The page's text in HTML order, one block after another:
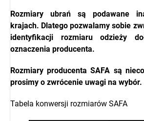
Rozmiary ubrań są podawane
krajach. Dlatego pozwalamy sobie
identyfikacji rozmiaru odzieży
oznaczenia producenta.
Rozmiary producenta SAFA są
prosimy o zwrócenie uwagi na wybór.
Tabela konwersji rozmiarów SAFA